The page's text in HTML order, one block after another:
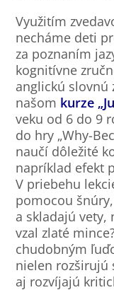
Využitím
necháme deti
za poznaním
kognitívne
anglickú slovnú
našom kurze
veku od 6 do 9
do hry „Why-
naučí dôležité
napríklad efekt
V priebehu
pomocou
a skladajú vety,
vzal zlaté
chudobným
nielen rozširujú
aj rozvíjajú